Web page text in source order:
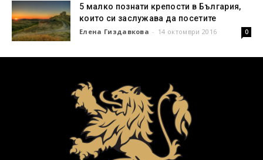
5 малко познати крепости в България,
които си заслужава да посетите
Елена Гиздавкова - 14 октомври 2016 0